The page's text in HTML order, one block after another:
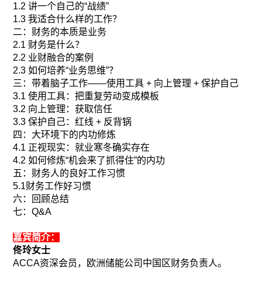
1.2讲一个自己的“战绩”
1.3我适合什么样的工作？
二：财务的本质是业务
2.1 财务是什么？
2.2 业财融合的案例
2.3如何培养“业务思维”？
三：带着脑子工作——使用工具 + 向上管理 +保护自己
3.1使用工具：把重复劳动变成模板
3.2 向上管理：获取信任
3.3保护自己：红线 + 反背锅
四：大环境下的内功修炼
4.1 正视现实：就业寒冬确实存在
4.2如何修炼“机会来了抓得住”的内功
五：财务人的良好工作习惯
5.1财务工作好习惯
六：回顾总结
七：Q&A
嘉宾简介：
佟玲女士
ACCA资深会员，欧洲储能公司中国区财务负责人。